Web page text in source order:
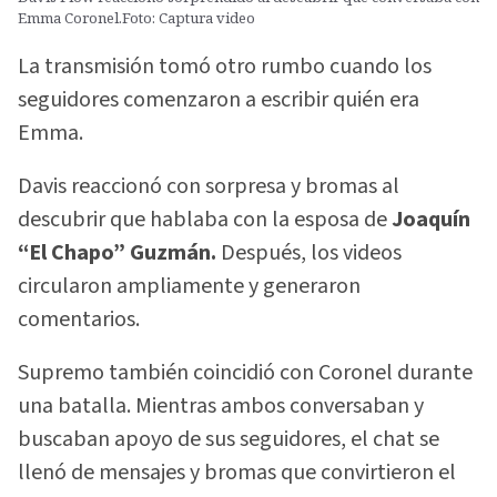
Emma Coronel.Foto: Captura video
La transmisión tomó otro rumbo cuando los
seguidores comenzaron a escribir quién era
Emma.
Davis reaccionó con sorpresa y bromas al
descubrir que hablaba con la esposa deJoaquín
“El Chapo” Guzmán. Después, los videos
circularon ampliamente y generaron
comentarios.
Supremo también coincidió con Coronel durante
una batalla. Mientras ambos conversaban y
buscaban apoyo de sus seguidores, el chat se
llenó de mensajes y bromas que convirtieron el